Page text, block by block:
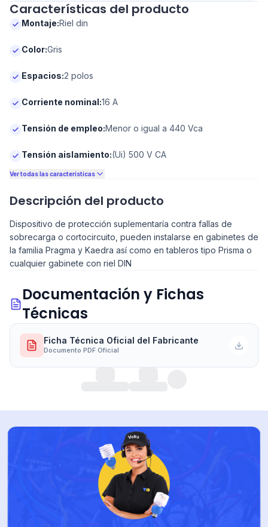
Características del producto
Montaje:Riel din
Color:Gris
Espacios:2 polos
Corriente nominal:16 A
Tensión de empleo:Menor o igual a 440 Vca
Tensión aislamiento:(Ui) 500 V CA
Ver todas las características
Descripción del producto
Dispositivo de protección suplementaría contra fallas de
sobrecarga o cortocircuito, pueden instalarse en gabinetes de
la familia Pragma y Kaedra así como en tableros tipo Prisma o
cualquier gabinete con riel DIN
Documentación y Fichas
Técnicas
Ficha Técnica Oficial del Fabricante
Documento PDF Oficial